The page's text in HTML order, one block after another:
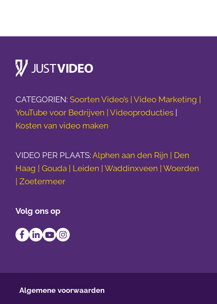
CATEGORIEN: Soorten Video’s | Video Marketing |
YouTube voor Bedrijven | Videoproducties
Kosten van video maken
VIDEO PER PLAATS: Alphen aan den Rijn | Den
Haag | Gouda | Leiden | Waddinxveen | Woerden
| Zoetermeer
Volg ons op
Algemene voorwaarden